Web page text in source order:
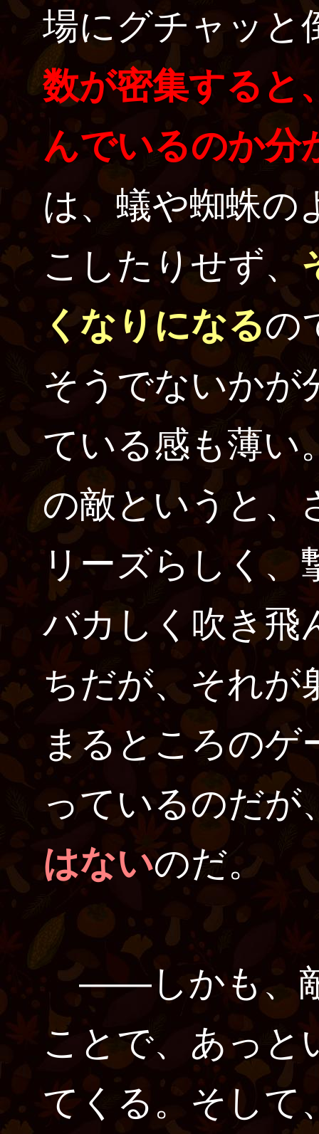
場にグチャッと
数が密集すると
んでいるのか分
は、蟻や蜘蛛の
こしたりせず、
くなりになるの
そうでないかが
ている感も薄い
の敵というと、
リーズらしく、
バカしく吹き飛
ちだが、それが
まるところのゲ
っているのだが
はないのだ。
――しかも、敵
ことで、あっと
てくる。そして